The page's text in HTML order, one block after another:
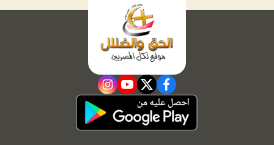
facebook
twitter
youtube
instagram